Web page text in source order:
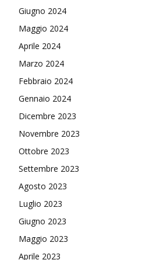
Giugno 2024
Maggio 2024
Aprile 2024
Marzo 2024
Febbraio 2024
Gennaio 2024
Dicembre 2023
Novembre 2023
Ottobre 2023
Settembre 2023
Agosto 2023
Luglio 2023
Giugno 2023
Maggio 2023
Aprile 2023